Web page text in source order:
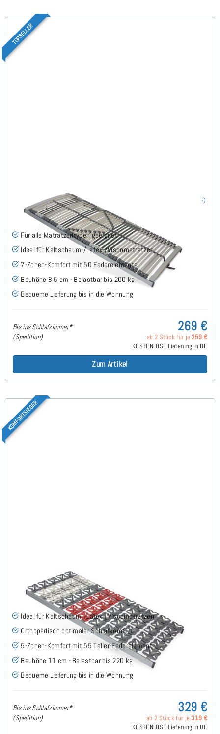
TOPSELLER
Nimbo 44 NV - Lattenrost 100x220 cm (186)
Für alle Matratzentypen geeignet
Ideal für Kaltschaum-/Latex-/Viscomatratzen
7-Zonen-Komfort mit 50 Federelemente
Bauhöhe 8,5 cm - Belastbar bis 200 kg
Bequeme Lieferung bis in die Wohnung
Bis ins Schlafzimmer*
(Spedition)
269 €
ab 2 Stück für je259 €
KOSTENLOSE Lieferung in DE
Zum Artikel
KOMFORTSIEGER
Cirro NV - Tellerlattenrost 90x200 cm
Ideal für Kaltschaum-, Latex-, Viscomatratzen
Orthopädisch optimaler Schlafkomfort
5-Zonen-Komfort mit 55 Teller-Federelemente
Bauhöhe 11 cm - Belastbar bis 220 kg
Bequeme Lieferung bis in die Wohnung
Bis ins Schlafzimmer*
(Spedition)
329 €
ab 2 Stück für je 319 €
KOSTENLOSE Lieferung in DE